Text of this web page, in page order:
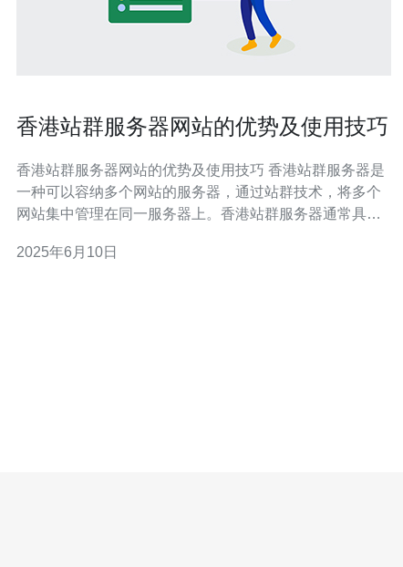
香港站群服务器网站的优势及使用技巧
香港站群服务器网站的优势及使用技巧 香港站群服务器是
一种可以容纳多个网站的服务器，通过站群技术，将多个
网站集中管理在同一服务器上。香港站群服务器通常具有
群服务器有许多优势，包括： 稳定的网络连接：香港站群
2025年6月10日